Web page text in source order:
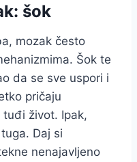
šok
mozak često
Šok te
da se sve uspori i
pričaju
tuđi život. Ipak,
Daj si
nenajavljeno